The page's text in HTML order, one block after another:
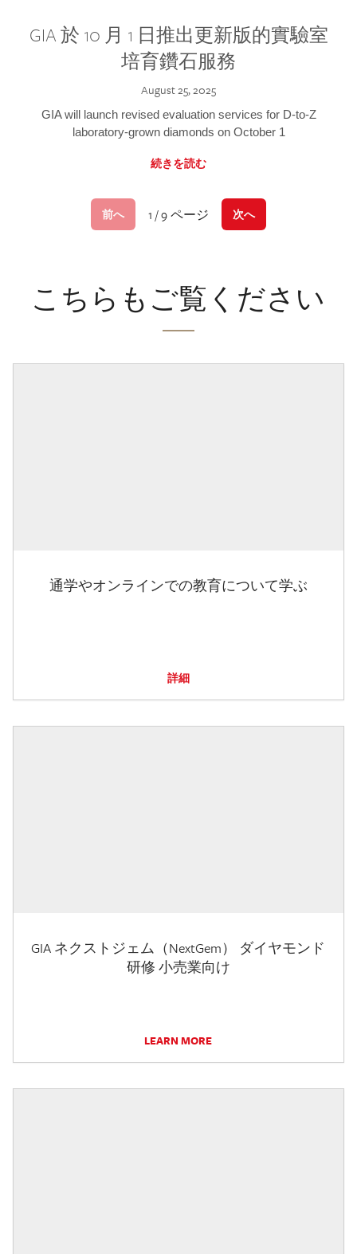
GIA 於 10 月 1 日推出更新版的實驗室
培育鑽石服務
August 25, 2025
GIA will launch revised evaluation services for D-to-Z
laboratory-grown diamonds on October 1
続きを読む
前へ 1 / 9 ページ 次へ
こちらもご覧ください
通学やオンラインでの教育について学ぶ
詳細
GIA ネクストジェム（NextGem） ダイヤモンド
研修 小売業向け
LEARN MORE